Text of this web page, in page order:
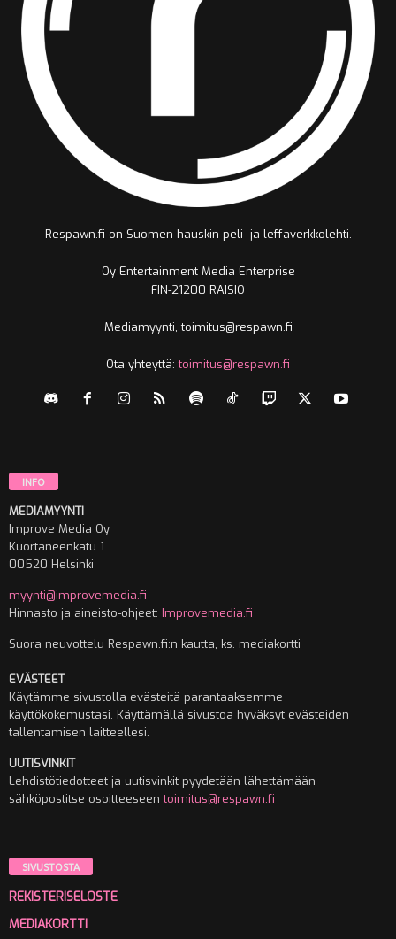
Respawn.fi on Suomen hauskin peli- ja leffaverkkolehti.
Oy Entertainment Media Enterprise
FIN-21200 RAISIO
Mediamyynti, toimitus@respawn.fi
Ota yhteyttä:toimitus@respawn.fi
INFO
MEDIAMYYNTI
Improve Media Oy
Kuortaneenkatu 1
00520 Helsinki
myynti@improvemedia.fi
Hinnasto ja aineisto-ohjeet: Improvemedia.fi
Suora neuvottelu Respawn.fi:n kautta, ks. mediakortti
EVÄSTEET
Käytämme sivustolla evästeitä parantaaksemme
käyttökokemustasi. Käyttämällä sivustoa hyväksyt evästeiden
tallentamisen laitteellesi.
UUTISVINKIT
Lehdistötiedotteet ja uutisvinkit pyydetään lähettämään
sähköpostitse osoitteeseentoimitus@respawn.fi
SIVUSTOSTA
REKISTERISELOSTE
MEDIAKORTTI